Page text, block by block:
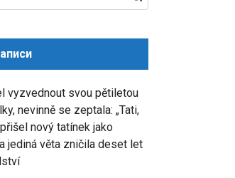
vyzvednout svou pětiletou
nevinně se zeptala: „Tati,
nový tatínek jako
jediná věta zničila deset let